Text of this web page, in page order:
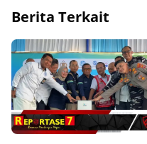
Berita Terkait